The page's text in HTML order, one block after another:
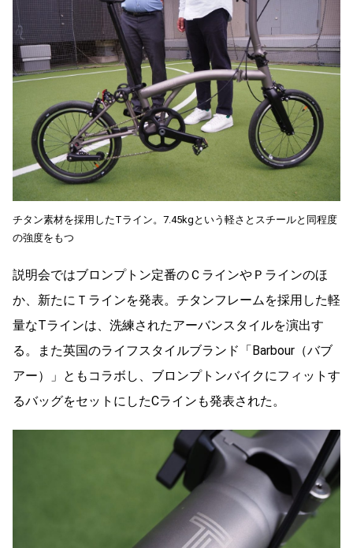
チタン素材を採用したTライン。7.45kgという軽さとスチールと同程度
の強度をもつ
説明会ではブロンプトン定番のＣラインやＰラインのほ
か、新たにＴラインを発表。チタンフレームを採用した軽
量なTラインは、洗練されたアーバンスタイルを演出す
る。また英国のライフスタイルブランド「Barbour（バブ
アー）」ともコラボし、ブロンプトンバイクにフィットす
るバッグをセットにしたCラインも発表された。